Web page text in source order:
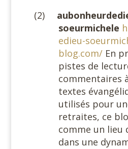
(2)
soeurmichele
edieu-
blog.com/En
pistes de
commentaires
textes
utilisés pour
retraites, ce
comme un lieu
dans une